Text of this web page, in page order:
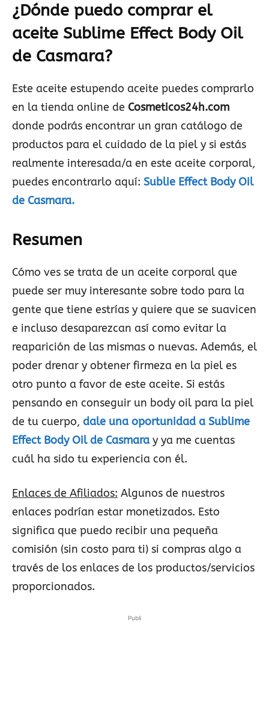
¿Dónde puedo comprar el
aceite Sublime Effect Body Oil
de Casmara?
Este aceite estupendo aceite puedes comprarlo
en la tienda online de Cosmeticos24h.com
donde podrás encontrar un gran catálogo de
productos para el cuidado de la piel y si estás
realmente interesada/a en este aceite corporal,
puedes encontrarlo aquí: Sublie Effect Body Oil
de Casmara.
Resumen
Cómo ves se trata de un aceite corporal que
puede ser muy interesante sobre todo para la
gente que tiene estrías y quiere que se suavicen
e incluso desaparezcan así como evitar la
reaparición de las mismas o nuevas. Además, el
poder drenar y obtener firmeza en la piel es
otro punto a favor de este aceite. Si estás
pensando en conseguir un body oil para la piel
de tu cuerpo, dale una oportunidad a Sublime
Effect Body Oil de Casmara y ya me cuentas
cuál ha sido tu experiencia con él.
Enlaces de Afiliados: Algunos de nuestros
enlaces podrían estar monetizados. Esto
significa que puedo recibir una pequeña
comisión (sin costo para ti) si compras algo a
través de los enlaces de los productos/servicios
proporcionados.
Publi